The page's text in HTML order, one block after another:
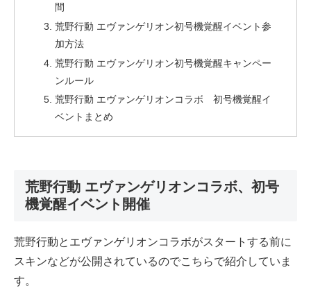
間
荒野行動 エヴァンゲリオン初号機覚醒イベント参
加方法
荒野行動 エヴァンゲリオン初号機覚醒キャンペー
ンルール
荒野行動 エヴァンゲリオンコラボ 初号機覚醒イ
ベントまとめ
荒野行動 エヴァンゲリオンコラボ、初号
機覚醒イベント開催
荒野行動とエヴァンゲリオンコラボがスタートする前に
スキンなどが公開されているのでこちらで紹介していま
す。